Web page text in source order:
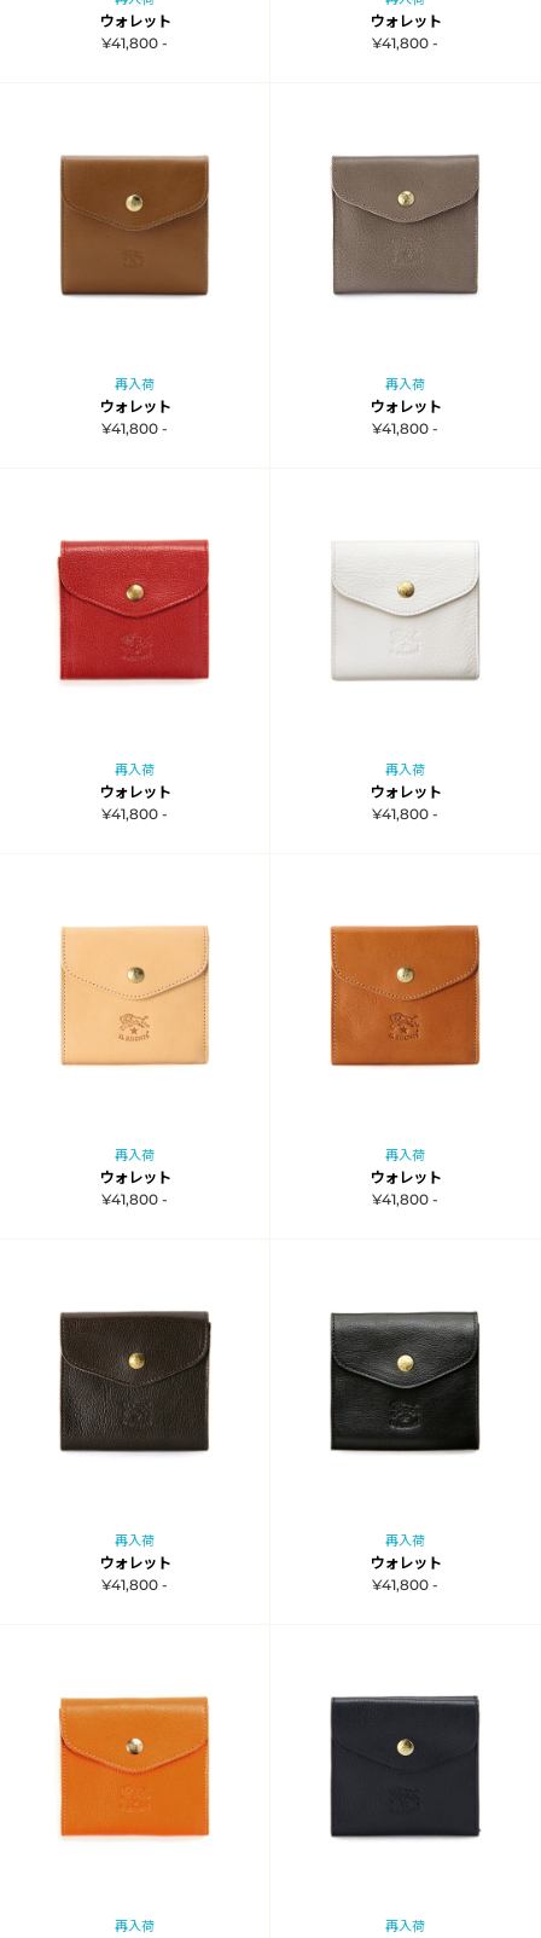
ウォレット
¥41,800 -
ウォレット
¥41,800 -
再入荷
ウォレット
¥41,800 -
再入荷
ウォレット
¥41,800 -
再入荷
ウォレット
¥41,800 -
再入荷
ウォレット
¥41,800 -
再入荷
ウォレット
¥41,800 -
再入荷
ウォレット
¥41,800 -
再入荷
ウォレット
¥41,800 -
再入荷
ウォレット
¥41,800 -
再入荷 再入荷